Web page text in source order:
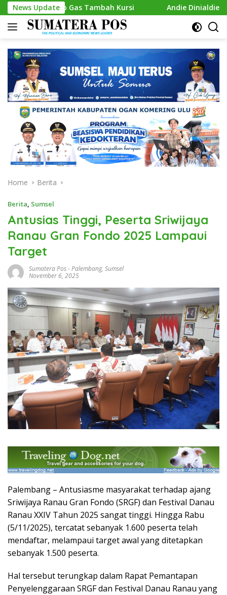
Skip
to
content
News Update
Gas Tambah Kursi Andie Dinialdie Kembalikan
Home Berita
Berita, Sumsel
Antusias Tinggi, Peserta Sriwijaya
Ranau Gran Fondo 2025 Lampaui
Target
Sumatera Pos-Palembang, Sumsel
November 6, 2025
Palembang – Antusiasme masyarakat terhadap ajang
Sriwijaya Ranau Gran Fondo (SRGF) dan Festival Danau
Ranau XXIV Tahun 2025 sangat tinggi. Hingga Rabu
(5/11/2025), tercatat sebanyak 1.600 peserta telah
mendaftar, melampaui target awal yang ditetapkan
sebanyak 1.500 peserta.
Hal tersebut terungkap dalam Rapat Pemantapan
Penyelenggaraan SRGF dan Festival Danau Ranau yang